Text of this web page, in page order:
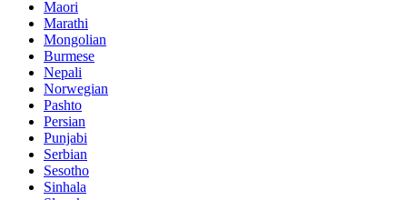
Maori
Marathi
Mongolian
Burmese
Nepali
Norwegian
Pashto
Persian
Punjabi
Serbian
Sesotho
Sinhala